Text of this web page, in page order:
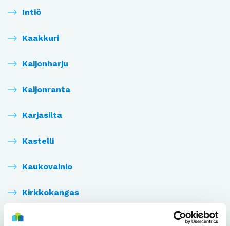
Intiö
Kaakkuri
Kaijonharju
Kaijonranta
Karjasilta
Kastelli
Kaukovainio
Kirkkokangas
Kiulukangas